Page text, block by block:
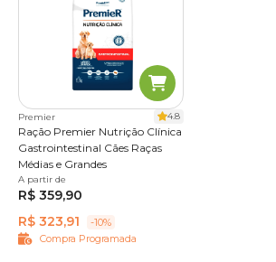
Premier 4.8
Ração Premier Nutrição Clínica
Gastrointestinal Cães Raças
Médias e Grandes
10,1 kg
A partir de
R$ 359,90
R$ 323,91
-10%
Compra Programada